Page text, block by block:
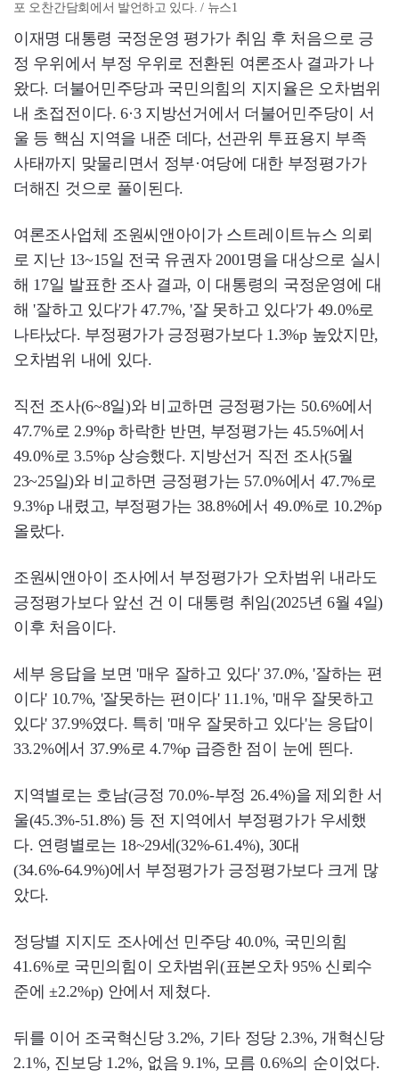
포 오찬간담회에서 발언하고 있다. / 뉴스1
이재명 대통령 국정운영 평가가 취임 후 처음으로 긍
정 우위에서 부정 우위로 전환된 여론조사 결과가 나
왔다. 더불어민주당과 국민의힘의 지지율은 오차범위
내 초접전이다. 6·3 지방선거에서 더불어민주당이 서
울 등 핵심 지역을 내준 데다, 선관위 투표용지 부족
사태까지 맞물리면서 정부·여당에 대한 부정평가가
더해진 것으로 풀이된다.
여론조사업체 조원씨앤아이가 스트레이트뉴스 의뢰
로 지난 13~15일 전국 유권자 2001명을 대상으로 실시
해 17일 발표한 조사 결과, 이 대통령의 국정운영에 대
해 '잘하고 있다'가 47.7%, '잘 못하고 있다'가 49.0%로
나타났다. 부정평가가 긍정평가보다 1.3%p 높았지만,
오차범위 내에 있다.
직전 조사(6~8일)와 비교하면 긍정평가는 50.6%에서
47.7%로 2.9%p 하락한 반면, 부정평가는 45.5%에서
49.0%로 3.5%p 상승했다. 지방선거 직전 조사(5월
23~25일)와 비교하면 긍정평가는 57.0%에서 47.7%로
9.3%p 내렸고, 부정평가는 38.8%에서 49.0%로 10.2%p
올랐다.
조원씨앤아이 조사에서 부정평가가 오차범위 내라도
긍정평가보다 앞선 건 이 대통령 취임(2025년 6월 4일)
이후 처음이다.
세부 응답을 보면 '매우 잘하고 있다' 37.0%, '잘하는 편
이다' 10.7%, '잘못하는 편이다' 11.1%, '매우 잘못하고
있다' 37.9%였다. 특히 '매우 잘못하고 있다'는 응답이
33.2%에서 37.9%로 4.7%p 급증한 점이 눈에 띈다.
지역별로는 호남(긍정 70.0%-부정 26.4%)을 제외한 서
울(45.3%-51.8%) 등 전 지역에서 부정평가가 우세했
다. 연령별로는 18~29세(32%-61.4%), 30대
(34.6%-64.9%)에서 부정평가가 긍정평가보다 크게 많
았다.
정당별 지지도 조사에선 민주당 40.0%, 국민의힘
41.6%로 국민의힘이 오차범위(표본오차 95% 신뢰수
준에 ±2.2%p) 안에서 제쳤다.
뒤를 이어 조국혁신당 3.2%, 기타 정당 2.3%, 개혁신당
2.1%, 진보당 1.2%, 없음 9.1%, 모름 0.6%의 순이었다.